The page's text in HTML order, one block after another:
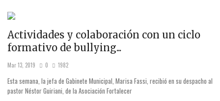
Actividades y colaboración con un ciclo
formativo de bullying...
Mar 13, 2019 0 1982
Esta semana, la jefa de Gabinete Municipal, Marisa Fassi, recibió en su despacho al
pastor Néstor Guiriani, de la Asociación Fortalecer